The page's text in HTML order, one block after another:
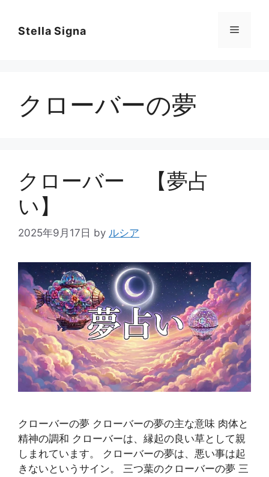
Stella Signa メ
クローバーの夢
クローバー 【夢占
い】
2025年9月17日 by ルシア
クローバーの夢 クローバーの夢の主な意味 肉体と
精神の調和 クローバーは、縁起の良い草として親
しまれています。 クローバーの夢は、悪い事は起
きないというサイン。 三つ葉のクローバーの夢 三